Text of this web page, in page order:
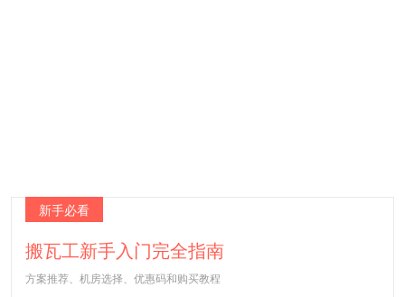
新手必看
搬瓦工新手入门完全指南
方案推荐、机房选择、优惠码和购买教程